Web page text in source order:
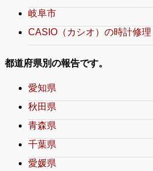
岐阜市
CASIO（カシオ）の時計修理
都道府県別の報告です。
愛知県
秋田県
青森県
千葉県
愛媛県